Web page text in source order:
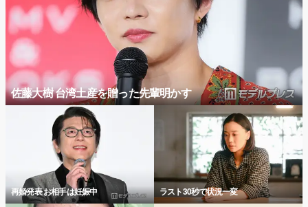
佐藤大樹 台湾土産を贈った先輩明かす
再婚発表 お相手は妊娠中 ラスト30秒で状況一変